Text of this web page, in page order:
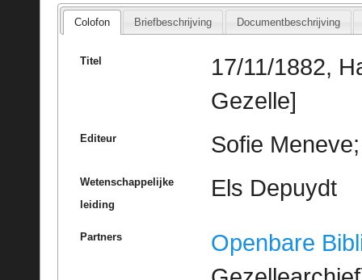
Colofon Briefbeschrijving Documentbeschrijving
Titel
17/11/1882,
Gezelle]
Editeur Sofie
Wetenschappelijke
leiding
Els Depuydt
Partners
Openbare